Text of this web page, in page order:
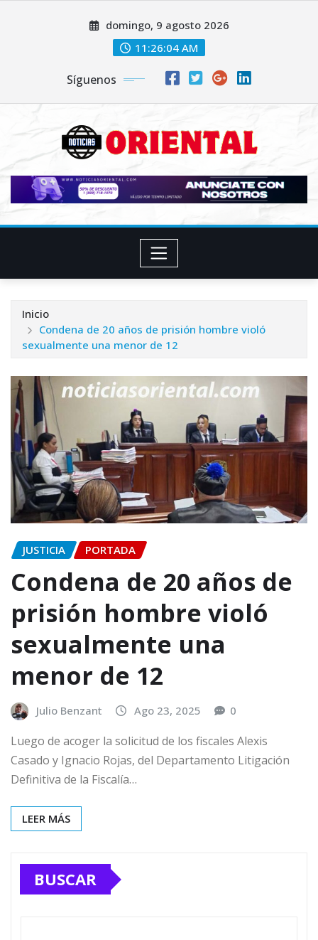
domingo, 9 agosto 2026
11:26:05 AM
Síguenos
Inicio
Condena de 20 años de prisión hombre violó
sexualmente una menor de 12
JUSTICIA PORTADA
Condena de 20 años de
prisión hombre violó
sexualmente una
menor de 12
Julio Benzant Ago 23, 2025 0
Luego de acoger la solicitud de los fiscales Alexis
Casado y Ignacio Rojas, del Departamento Litigación
Definitiva de la Fiscalía…
LEER MÁS
BUSCAR